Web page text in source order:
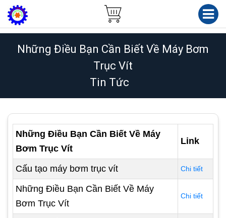
Những Điều Bạn Cần Biết Về Máy Bơm
Trục Vít
Tin Tức
Những Điều Bạn Cần Biết Về Máy
Bơm Trục Vít
Link
Cấu tạo máy bơm trục vít Chi tiết
Những Điều Bạn Cần Biết Về Máy
Bơm Trục Vít
Chi tiết